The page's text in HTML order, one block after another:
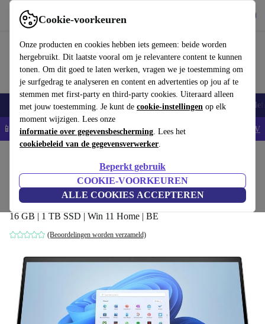
Cookie-voorkeuren
Onze producten en cookies hebben iets gemeen: beide worden
hergebruikt. Dit laatste vooral om je relevantere content te kunnen
tonen. Om dit goed te laten werken, vragen we je toestemming om
je surfgedrag te analyseren en content en advertenties op jou af te
stemmen met first-party en third-party cookies. Uiteraard alleen
met jouw toestemming. Je kunt de cookie-instellingen op elk
moment wijzigen. Lees onze
informatie over gegevensbescherming. Lees het
cookiebeleid van de gegevensverwerker.
Beperkt gebruik
COOKIE-VOORKEUREN
ALLE COOKIES ACCEPTEREN
Gebruik refurbed snel en eenvoudig
Smartphones Laptops Tablets Smartwatches Accessoires
📱5% EXTRA korting op alle iPhones – Code: IPHONEDEAL - AV
HP Envy x360 15-ew0753ng | i7-1260P |
15.6-inch
16 GB | 1 TB SSD | Win 11 Home | BE
(Beoordelingen worden verzameld)